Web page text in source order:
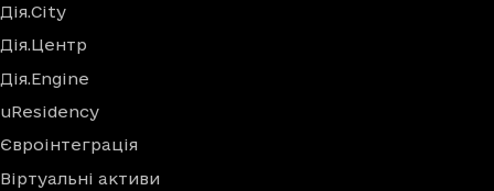
Дія.City
Дія.Центр
Дія.Engine
uResidency
Євроінтеграція
Віртуальні активи